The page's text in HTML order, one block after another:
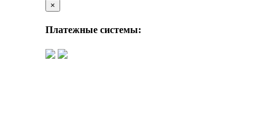
×
Платежные системы: